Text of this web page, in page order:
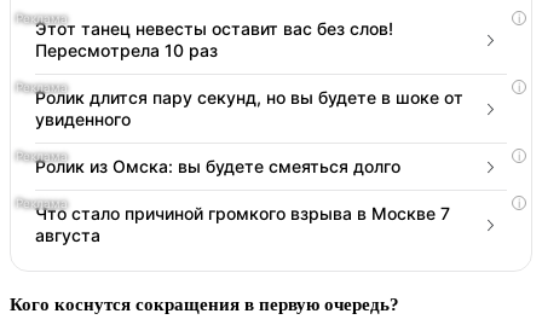
i
Этот танец невесты оставит вас без слов!
Пересмотрела 10 раз
i
Ролик длится пару секунд, но вы будете в шоке от
увиденного
i
Ролик из Омска: вы будете смеяться долго
i
Что стало причиной громкого взрыва в Москве 7
августа
Кого коснутся сокращения в первую очередь?